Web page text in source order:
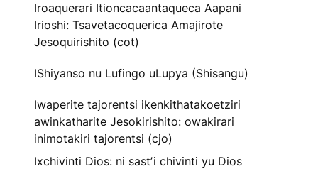
Iroaquerari Itioncacaantaqueca Aapani
Irioshi: Tsavetacoquerica Amajirote
Jesoquirishito (cot)
IShiyanso nu Lufingo uLupya (Shisangu)
Iwaperite tajorentsi ikenkithatakoetziri
awinkatharite Jesokirishito: owakirari
inimotakiri tajorentsi (cjo)
Ixchivinti Dios: ni sastʼi chivinti yu Dios